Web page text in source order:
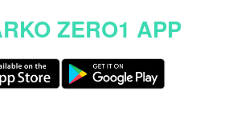
ZERO1 APP